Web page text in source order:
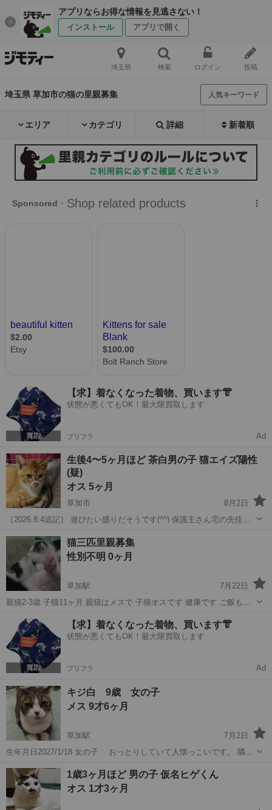
アプリならお得な情報を見逃さない！
インストール アプリで開く
埼玉県 検索 ログイン 投稿
埼玉県 草加市の猫の里親募集 人気キーワード
エリア カテゴリ 詳細 新着順
【求】着なくなった着物、買います👘
状態が悪くてもOK！最大限買取します
プリフラ Ad
生後4〜5ヶ月ほど 茶白男の子 猫エイズ陽性
(疑)
オス 5ヶ月
草加市
8月2日
［2026.8.4追記］ 遊びたい盛りだそうです(^^) 保護主さん宅の先住さ
と相談し、去勢手術の予約をすると言うことですので、進展がありま
したら、追記いたし...
埼玉 草加市 猫 陽性
猫三匹里親募集
性別不明 0ヶ月
草加駅
7月22日
親猫2-3歳 子猫11ヶ月 親猫はメスで 子猫オスです 健康です ご飯もた
させて頂きます。 元は家の近くで拾った猫なのですが お腹に子供がい
たため保護して...
埼玉 草加駅 猫 3歳
【求】着なくなった着物、買います👘
状態が悪くてもOK！最大限買取します
プリフラ Ad
キジ白 9歳 女の子
メス 9才6ヶ月
草加駅
7月2日
生年月日2027/1/18 女の子 おっとりしていて人懐っこいです。 隣で
す。 体重 6.8 避妊済み ワクチン済み 草加付近まで来てくれる方 必
要の場合、...
埼玉 草加市 草加駅 猫 9歳
1歳3ヶ月ほど 男の子 仮名ヒゲくん
オス 1才3ヶ月